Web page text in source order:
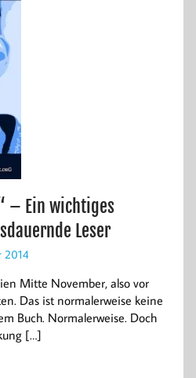
– Ein wichtiges
Leser
2014
Mitte November, also vor
Das ist normalerweise keine
Buch. Normalerweise. Doch
[…]